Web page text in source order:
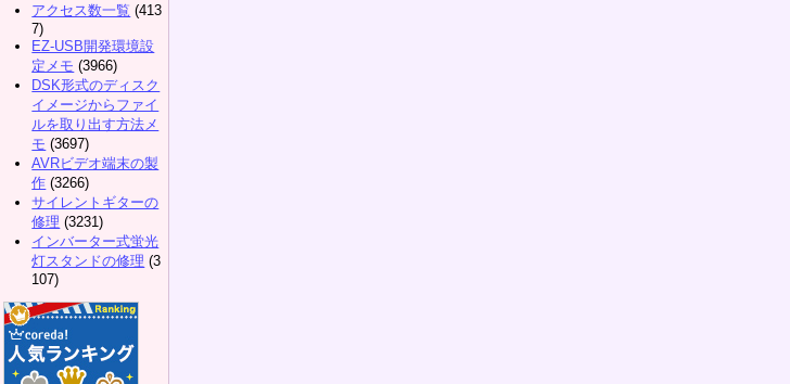
アクセス数一覧 (413
7)
EZ-USB開発環境設
定メモ (3966)
DSK形式のディスク
イメージからファイ
ルを取り出す方法メ
モ (3697)
AVRビデオ端末の製
作 (3266)
サイレントギターの
修理 (3231)
インバーター式蛍光
灯スタンドの修理 (3
107)